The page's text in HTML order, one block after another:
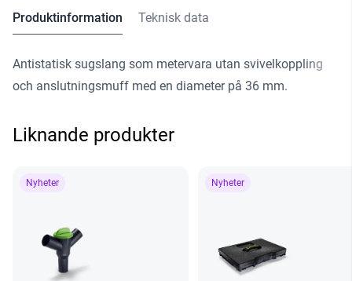
Produktinformation Teknisk data
Antistatisk sugslang som metervara utan svivelkoppling
och anslutningsmuff med en diameter på 36 mm.
Liknande produkter
Nyheter Nyheter